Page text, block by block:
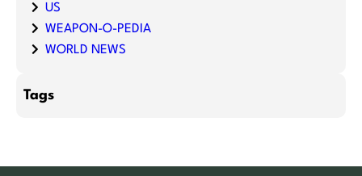
US
WEAPON-O-PEDIA
WORLD NEWS
Tags